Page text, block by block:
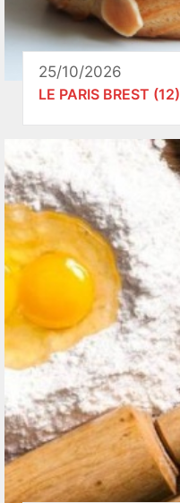
25/10/2026
LE PARIS BREST (12)